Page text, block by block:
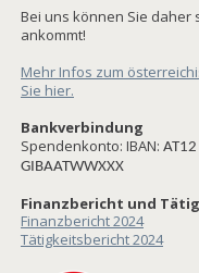
Bei uns können Sie daher
ankommt!
Mehr Infos zum
Sie hier.
Bankverbindung
Spendenkonto: IBAN:
GIBAATWWXXX
Finanzbericht und
Finanzbericht 2024
Tätigkeitsbericht 2024